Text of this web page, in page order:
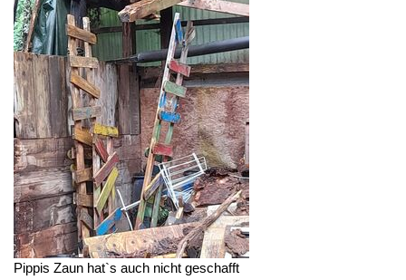
Pippis Zaun hat`s auch nicht geschafft